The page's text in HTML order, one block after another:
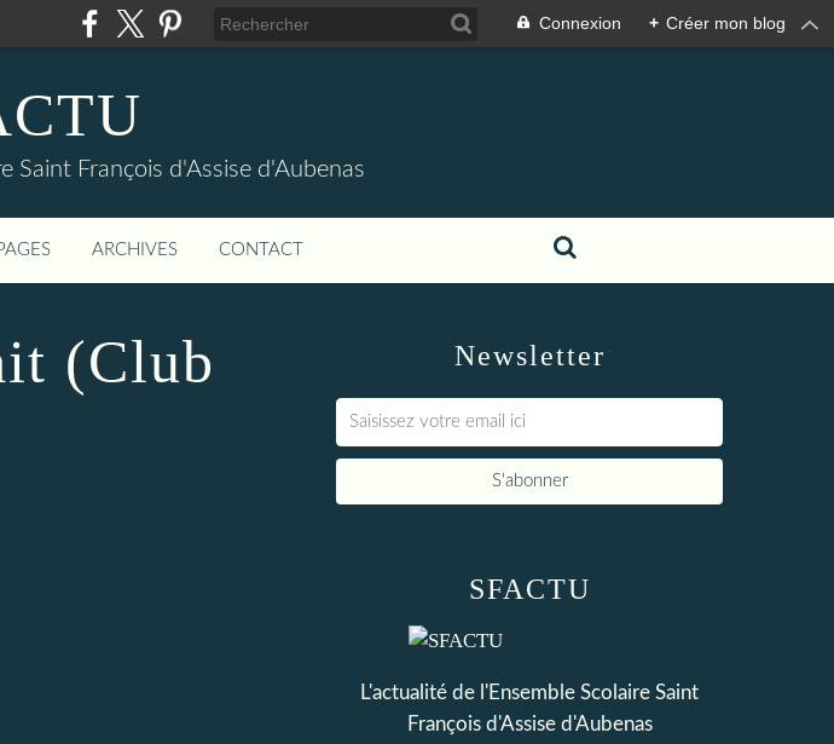
Connexion + Créer mon blog
Saint François d'Assise d'Aubenas
ARCHIVES CONTACT
(Club
Newsletter
SFACTU
L'actualité de l'Ensemble Scolaire Saint
François d'Assise d'Aubenas